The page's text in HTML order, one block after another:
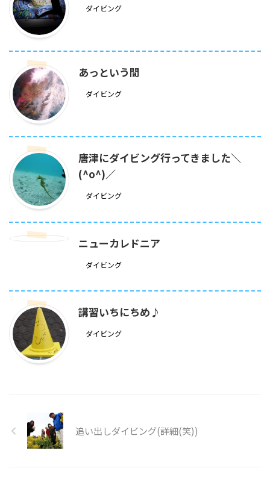
ダイビング
あっという間
ダイビング
唐津にダイビング行ってきました＼
(^o^)／
ダイビング
ニューカレドニア
ダイビング
講習いちにちめ♪
ダイビング
追い出しダイビング(詳細(笑))